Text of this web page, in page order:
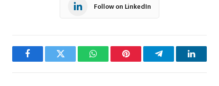
Follow on LinkedIn
FacebookTwitter WhatsAppPinterest Telegram